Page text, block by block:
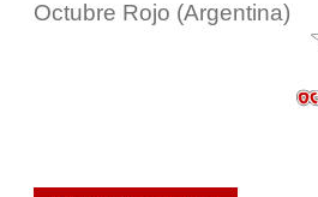
Octubre Rojo (Argentina)